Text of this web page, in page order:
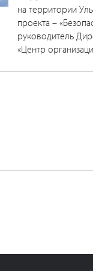
на территории
проекта –
руководитель
«Центр